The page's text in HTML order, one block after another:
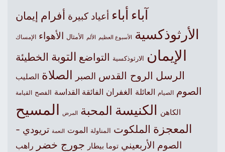
آباءأباء أعياد كبيرة أفرام إيمان
الأرثوذكسية الأسبوع العظيم الألم الأمثال الأهواء الإمساك
الإيمان الارثوذكسية التواضع التوبة الخطيئة
الرسل الروح القدس الصبر الصلاة الصليب
الصوم الصيام العائلة الغفران الفائقة القداسة الفصح القيامة
الكاهن الكنيسةالمحبة المرض المسيح
المعجزة الملكوت المناولة الموت النعمة تريودي -
الصوم الأربعيني توما بيطار جورج خضر راهب